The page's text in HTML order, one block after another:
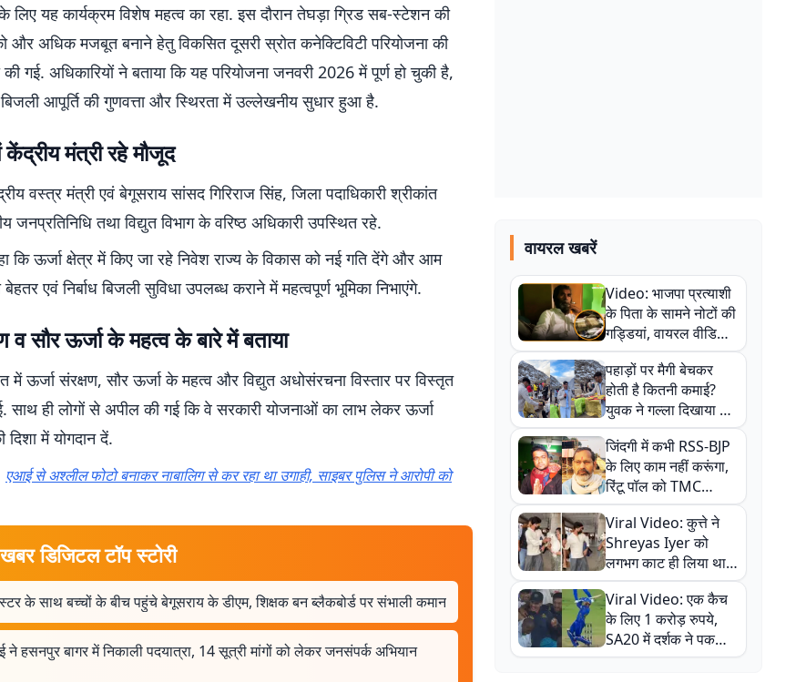
लिए यह कार्यक्रम विशेष महत्व का रहा. इस दौरान तेघड़ा ग्रिड सब-स्टेशन की
और अधिक मजबूत बनाने हेतु विकसित दूसरी स्रोत कनेक्टिविटी परियोजना की
की गई. अधिकारियों ने बताया कि यह परियोजना जनवरी 2026 में पूर्ण हो चुकी है,
आपूर्ति की गुणवत्ता और स्थिरता में उल्लेखनीय सुधार हुआ है.
मंत्री रहे मौजूद
वस्त्र मंत्री एवं बेगूसराय सांसद गिरिराज सिंह, जिला पदाधिकारी श्रीकांत
जनप्रतिनिधि तथा विद्युत विभाग के वरिष्ठ अधिकारी उपस्थित रहे.
कि ऊर्जा क्षेत्र में किए जा रहे निवेश राज्य के विकास को नई गति देंगे और आम
एवं निर्बाध बिजली सुविधा उपलब्ध कराने में महत्वपूर्ण भूमिका निभाएंगे.
व सौर ऊर्जा के महत्व के बारे में बताया
में ऊर्जा संरक्षण, सौर ऊर्जा के महत्व और विद्युत अधोसंरचना विस्तार पर विस्तृत
साथ ही लोगों से अपील की गई कि वे सरकारी योजनाओं का लाभ लेकर ऊर्जा
दिशा में योगदान दें.
एआई से अश्लील फोटो बनाकर नाबालिग से कर रहा था उगाही, साइबर पुलिस ने आरोपी को
डिजिटल टॉप स्टोरी
के साथ बच्चों के बीच पहुंचे बेगूसराय के डीएम, शिक्षक बन ब्लैकबोर्ड पर संभाली कमान
ने हसनपुर बागर में निकाली पदयात्रा, 14 सूत्री मांगों को लेकर जनसंपर्क अभियान
वायरल खबरें
Video: भाजपा प्रत्याशी
के पिता के सामने नोटों की
गड्डियां, वायरल वीडियो
से राजनीति में उबाल,
अजित महतो बोले- TMC
की गंदी चाल
पहाड़ों पर मैगी बेचकर
होती है कितनी कमाई?
युवक ने गल्ला दिखाया तो
नौकरी वालों के खड़े हो गए
कान
जिंदगी में कभी RSS-BJP
के लिए काम नहीं करूंगा,
रिंटू पॉल को TMC
ऑफिस में ले जाकर पीटा,
Video वायरल
Viral Video: कुत्ते ने
Shreyas Iyer को
लगभग काट ही लिया था,
न्यूजीलैंड सीरीज से पहले
बाल-बाल बचे
Viral Video: एक कैच
के लिए 1 करोड़ रुपये,
SA20 में दर्शक ने पकड़ा
एक हाथ से गजब का कैच